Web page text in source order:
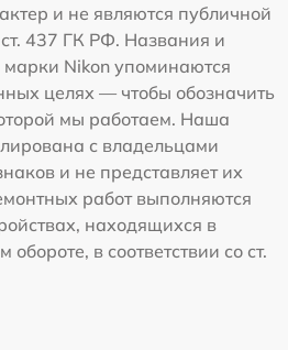
и не являются публичной
437 ГК РФ. Названия и
марки Nikon упоминаются
целях — чтобы обозначить
мы работаем. Наша
с владельцами
и не представляет их
работ выполняются
находящихся в
в соответствии со ст.